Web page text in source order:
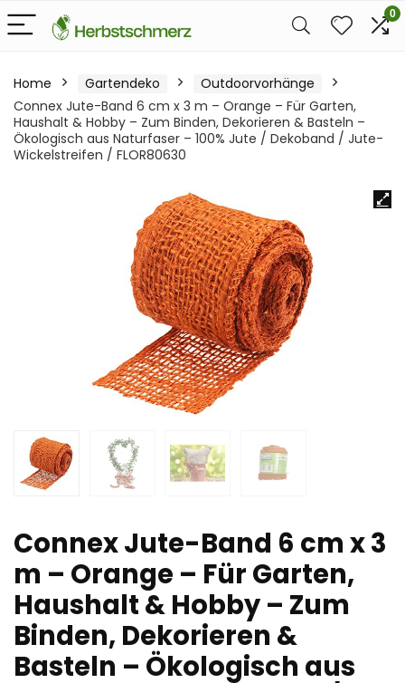
0
Home Gartendeko
Outdoorvorhänge
Connex Jute-Band 6 cm x 3 m – Orange – Für Garten,
Haushalt & Hobby – Zum Binden, Dekorieren & Basteln –
Ökologisch aus Naturfaser – 100% Jute / Dekoband / Jute-
Wickelstreifen / FLOR80630
Connex Jute-Band 6 cm x 3
m – Orange – Für Garten,
Haushalt & Hobby – Zum
Binden, Dekorieren &
Basteln – Ökologisch aus